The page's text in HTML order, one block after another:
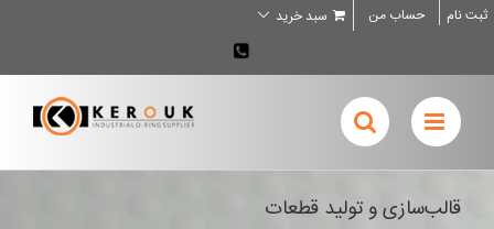
Skip
to
ثبت نام حساب من سبد خرید
02636707898
قالب‌سازی و تولید قطعات